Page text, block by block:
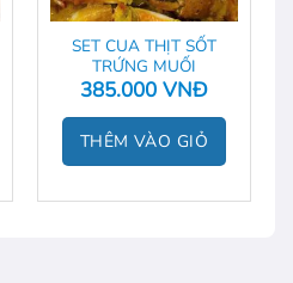
SET CUA THỊT SỐT
TRỨNG MUỐI
385.000 VNĐ
THÊM VÀO GIỎ